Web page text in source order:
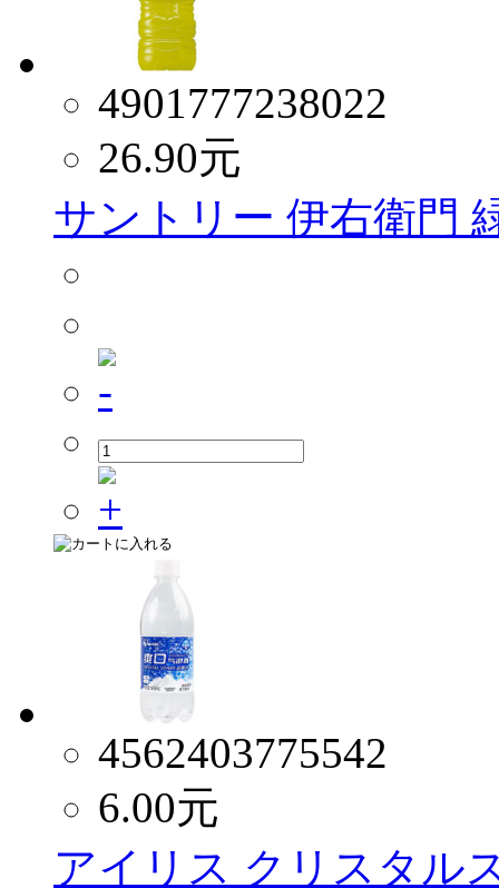
4901777238022
26.90元
サントリー 伊右衛門
4562403775542
6.00元
アイリス クリスタル